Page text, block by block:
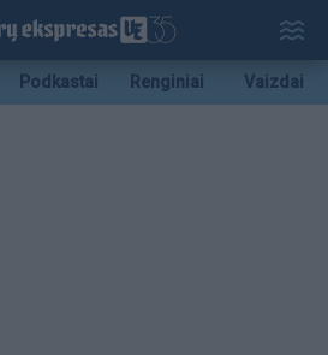
Podkastai Renginiai Vaizdai